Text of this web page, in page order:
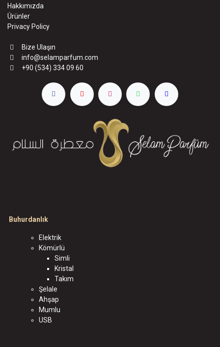
Hakkımızda
Ürünler
Privacy Policy
Bize Ulaşın
info@selamparfum.com
+90 (534) 334 09 60
Buhurdanlık
Elektrik
Kömürlü
Simli
Kristal
Takım
Şelale
Ahşap
Mumlu
USB